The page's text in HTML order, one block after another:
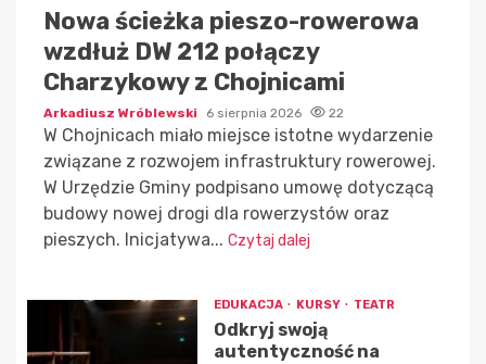
Nowa ścieżka pieszo-rowerowa
wzdłuż DW 212 połączy
Charzykowy z Chojnicami
Arkadiusz Wróblewski 6 sierpnia 2026 22
W Chojnicach miało miejsce istotne wydarzenie
związane z rozwojem infrastruktury rowerowej.
W Urzędzie Gminy podpisano umowę dotyczącą
budowy nowej drogi dla rowerzystów oraz
pieszych. Inicjatywa... Czytaj dalej
EDUKACJA KURSY TEATR
Odkryj swoją
autentyczność na